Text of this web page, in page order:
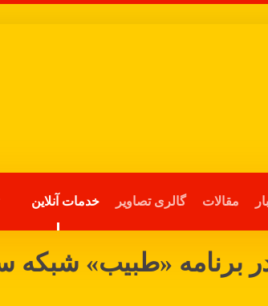
مقالات گالری تصاویر خدمات آنلاین
برنامه «طبیب» شبکه